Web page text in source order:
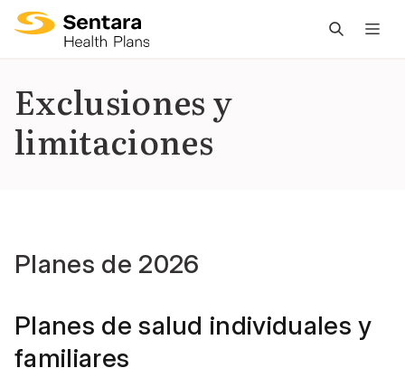
Exclusiones y
limitaciones
Planes de 2026
Planes de salud individuales y
familiares